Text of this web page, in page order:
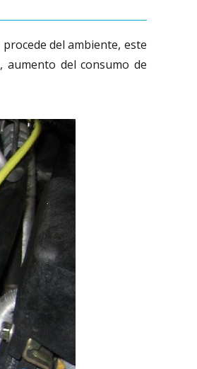
del ambiente, este
del consumo de